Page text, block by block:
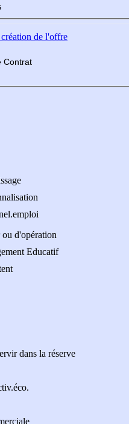
de l'offre
Contrat
d'opération
Educatif
dans la réserve